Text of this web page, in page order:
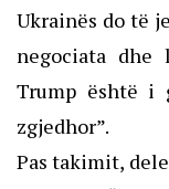
Ukrainës do të
negociata dhe
Trump është i
zgjedhor”.
Pas takimit,